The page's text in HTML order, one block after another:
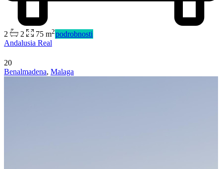
2 2 75 m2podrobnosti
Andalusia Real
20
Benalmadena, Malaga